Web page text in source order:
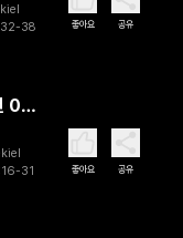
38
좋아요 공유
08
31
좋아요 공유